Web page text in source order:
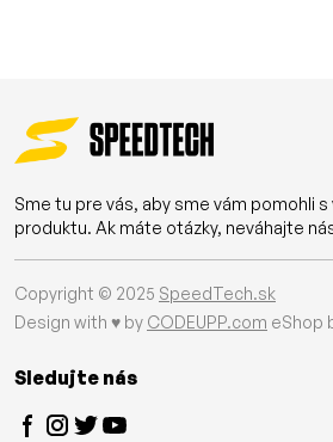
Sme tu pre vás, aby sme vám pomohli
produktu. Ak máte otázky, neváhajte
Copyright © 2025 SpeedTech.sk
Design with ♥ by CODEUPP.com eShop
Sledujte nás